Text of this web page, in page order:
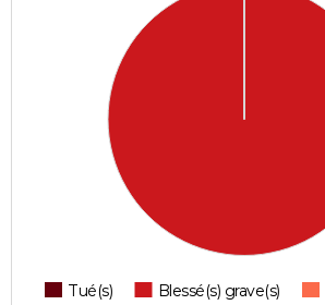
Tué(s) Blessé(s) grave(s)